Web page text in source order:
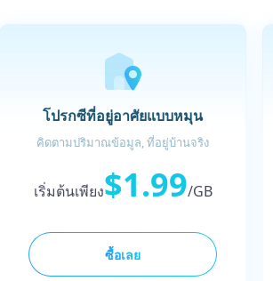
โปรกซีที่อยู่อาศัยแบบหมุน
คิดตามปริมาณข้อมูล, ที่อยู่บ้านจริง
เริ่มต้นเพียง$1.99/GB
ซื้อเลย